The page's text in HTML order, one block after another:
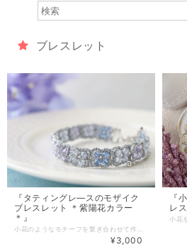
ブレスレット
『タティングレ―スのモザイク
ブレスレット ＊紫陽花カラー
＊』
小花のようなモチーフを繋ぎ合わせて作った タティングレ―スのブレスレットです。 4色のビーズを交互に並べてモザイク風に仕上げました。 ラメ糸を使用してる為ジュエリー感がＵＰし 涼し気な見た目はこれからの季節にも◎ 手元を華やかに彩りたい方にもおススメです。 【素材・色・サイズ】 ・レース糸（ラメ） ・チェコビーズ（3mm） レース部分の長さ：約16cm、幅約1cm + アジャスター約5,5cm (マグネット + 約2cm) ＊金具のイメージの参考に別の作品の画像を使用してます＊ ＊長さについてはブログ内「ネックレス・ブレスレットのサイズについて」を ご参照ください。長さは変更可能ですのでお気軽にご相談下さい＊ ◆有料（100円）包装有。詳細は「その他」→「ギフトラッピング」をご覧下さい◆
¥3,000
『
レ